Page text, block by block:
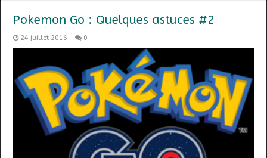
Pokemon Go : Quelques astuces #2
24 juillet 2016 0